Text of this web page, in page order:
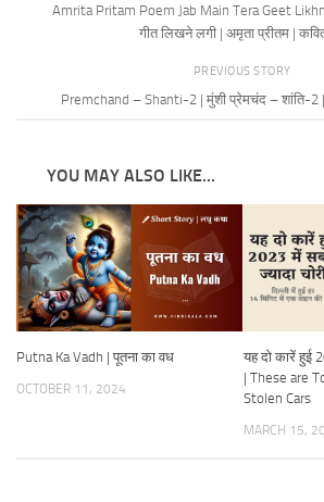
Amrita Pritam Poem Jab Main Tera Geet
गीत लिखने लगी | अमृता प्रीतम |
PREVIOUS STORY
Premchand – Shanti-2 | मुंशी प्रेमचंद – शांति-2
YOU MAY ALSO LIKE...
Putna Ka Vadh | पूतना का वध
OCTOBER 11, 2024
यह दो कारें हुई
| These are
Stolen Cars
MARCH 15,